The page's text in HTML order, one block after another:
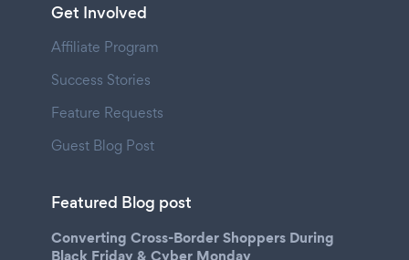
Get Involved
Affiliate Program
Success Stories
Feature Requests
Guest Blog Post
Featured Blog post
Converting Cross-Border Shoppers During
Black Friday & Cyber Monday